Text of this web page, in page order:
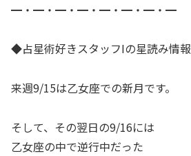
━・━・━・━・━・━・━・━
◆占星術好きスタッフIの星読み情報
来週9/15は乙女座での新月です。
そして、その翌日の9/16には
乙女座の中で逆行中だった